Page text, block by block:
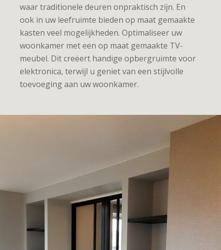
waar traditionele deuren onpraktisch zijn. En
ook in uw leefruimte bieden op maat gemaakte
kasten veel mogelijkheden. Optimaliseer uw
woonkamer met een op maat gemaakte TV-
meubel. Dit creëert handige opbergruimte voor
elektronica, terwijl u geniet van een stijlvolle
toevoeging aan uw woonkamer.